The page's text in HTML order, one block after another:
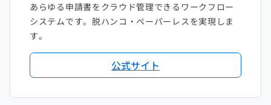
あらゆる申請書をクラウド管理できるワークフロー
システムです。脱ハンコ・ペーパーレスを実現しま
す。
公式サイト